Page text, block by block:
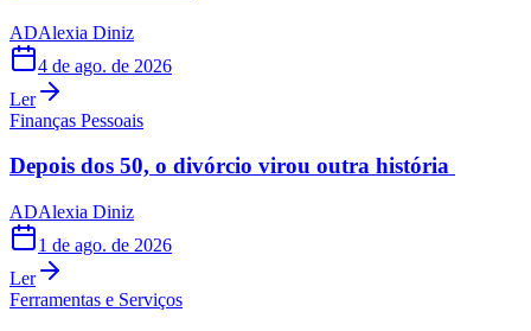
ADAlexia Diniz
4 de ago. de 2026
Ler
Finanças Pessoais
Depois dos 50, o divórcio virou outra história
ADAlexia Diniz
1 de ago. de 2026
Ler
Ferramentas e Serviços